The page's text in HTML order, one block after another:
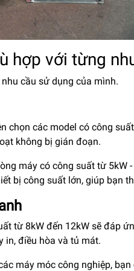
hợp với từng
cầu sử dụng của mình.
chọn các model có công
không bị gián đoạn.
máy có công suất từ 5kW
bị công suất lớn, giúp bạn
từ 8kW đến 12kW sẽ đáp
in, điều hòa và tủ mát.
máy móc công nghiệp,